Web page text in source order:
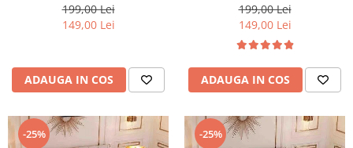
199,00 Lei
149,00 Lei
ADAUGA IN COS
199,00 Lei
149,00 Lei
ADAUGA IN COS
-25% -25%